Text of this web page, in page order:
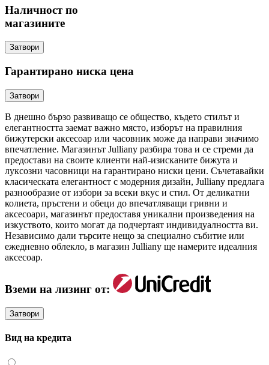
Наличност по
магазините
Затвори
Гарантирано ниска цена
Затвори
В днешно бързо развиващо се общество, където стилът и
елегантността заемат важно място, изборът на правилния
бижутерски аксесоар или часовник може да направи значимо
впечатление. Магазинът Julliany разбира това и се стреми да
предостави на своите клиенти най-изисканите бижута и
луксозни часовници на гарантирано ниски цени. Съчетавайки
класическата елегантност с модерния дизайн, Julliany предлага
разнообразие от избори за всеки вкус и стил. От деликатни
колиета, пръстени и обеци до впечатляващи гривни и
аксесоари, магазинът предоставя уникални произведения на
изкуството, които могат да подчертаят индивидуалността ви.
Независимо дали търсите нещо за специално събитие или
ежедневно облекло, в магазин Julliany ще намерите идеалния
аксесоар.
Вземи на лизинг от:
Затвори
Вид на кредита